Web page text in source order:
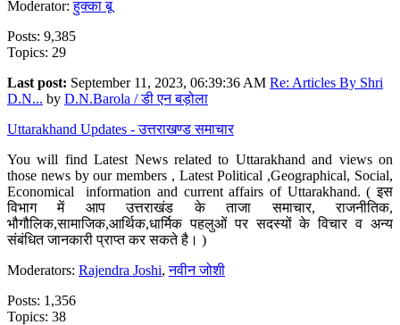
Moderator:हुक्का बू
Posts: 9,385
Topics: 29
Last post: September 11, 2023, 06:39:36 AM Re: Articles By Shri
D.N... by D.N.Barola / डी एन बड़ोला
Uttarakhand Updates - उत्तराखण्ड समाचार
You will find Latest News related to Uttarakhand and views on
those news by our members , Latest Political ,Geographical, Social,
Economical information and current affairs of Uttarakhand. ( इस
विभाग में आप उत्तराखंड के ताजा समाचार, राजनीतिक,
भौगौलिक,सामाजिक,आर्थिक,धार्मिक पहलुओं पर सदस्यों के विचार व अन्य
संबंधित जानकारी प्राप्त कर सकते है। )
Moderators: Rajendra Joshi,नवीन जोशी
Posts: 1,356
Topics: 38